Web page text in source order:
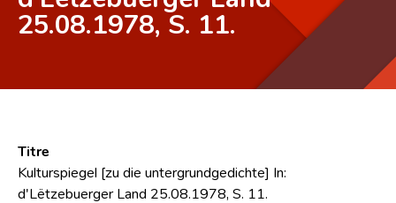
Auteur(e)s A-Z
Équipe scientifique
25.08.1978, S. 11.
Titre
Kulturspiegel [zu die untergrundgedichte] In:
d'Lëtzebuerger Land 25.08.1978, S. 11.